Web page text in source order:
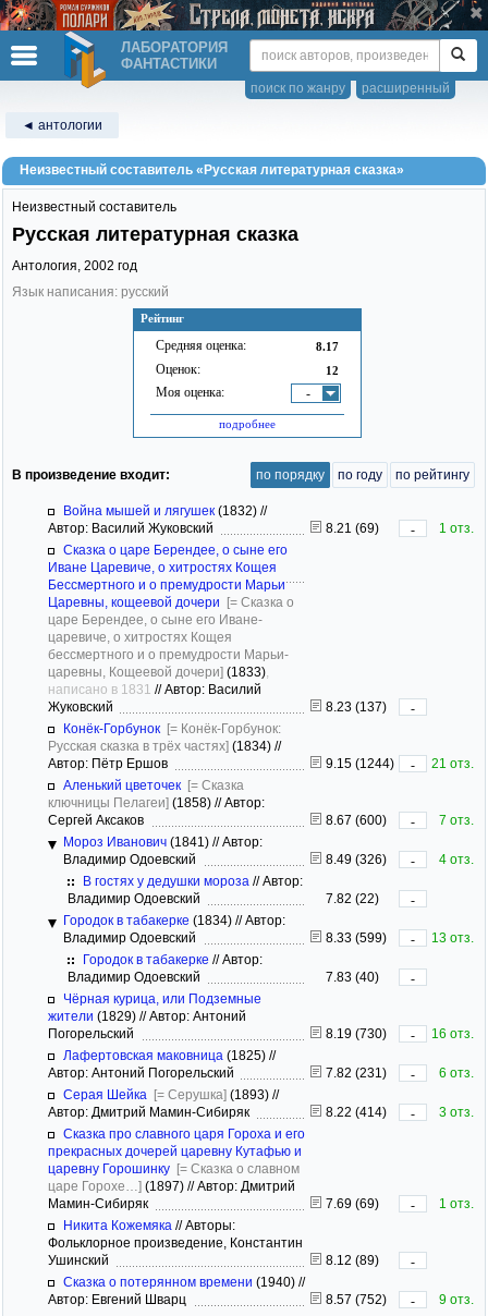
ЛАБОРАТОРИЯ
ФАНТАСТИКИ
расширенный
поиск по жанру
◄ антологии
Неизвестный составитель «Русская литературная сказка»
Рейтинг
Средняя оценка: 8.17
Оценок: 12
Моя оценка: -
подробнее
Неизвестный составитель
Русская литературная сказка
Антология, 2002 год
Язык написания: русский
В произведение входит: по порядку по году по рейтингу
Война мышей и лягушек (1832) //
Автор: Василий Жуковский
8.21 (69) -
1 отз.
Сказка о царе Берендее, о сыне его
Иване Царевиче, о хитростях Кощея
Бессмертного и о премудрости Марьи
Царевны, кощеевой дочери [= Сказка о
царе Берендее, о сыне его Иване-
царевиче, о хитростях Кощея
бессмертного и о премудрости Марьи-
царевны, Кощеевой дочери] (1833)
написано в 1831 //Автор: Василий
Жуковский
8.23 (137)
-
Конёк-Горбунок [= Конёк-Горбунок:
Русская сказка в трёх частях] (1834) //
Автор: Пётр Ершов
9.15 (1244) -
21 отз.
Аленький цветочек [= Сказка
ключницы Пелагеи] (1858) //Автор:
Сергей Аксаков
8.67 (600) -
7 отз.
Мороз Иванович (1841) //Автор:
Владимир Одоевский
8.49 (326) -
4 отз.
В гостях у дедушки мороза //Автор:
Владимир Одоевский
7.82 (22)
-
Городок в табакерке (1834) //Автор:
Владимир Одоевский
8.33 (599) -
13 отз.
Городок в табакерке //Автор:
Владимир Одоевский
7.83 (40)
-
Чёрная курица, или Подземные
жители (1829) //Автор: Антоний
Погорельский
8.19 (730) -
16 отз.
Лафертовская маковница (1825) //
Автор: Антоний Погорельский
7.82 (231) -
6 отз.
Серая Шейка [= Серушка] (1893) //
Автор: Дмитрий Мамин-Сибиряк
8.22 (414) -
3 отз.
Сказка про славного царя Гороха и его
прекрасных дочерей царевну Кутафью и
царевну Горошинку [= Сказка о славном
царе Горохе…] (1897) //Автор: Дмитрий
Мамин-Сибиряк
7.69 (69) -
1 отз.
Никита Кожемяка //Авторы:
Фольклорное произведение, Константин
Ушинский
8.12 (89)
-
Сказка о потерянном времени (1940) //
Автор: Евгений Шварц
8.57 (752) - 9 отз.